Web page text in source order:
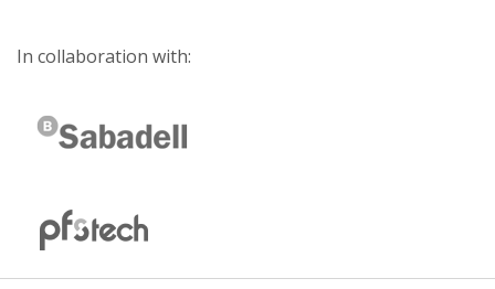
In collaboration with: